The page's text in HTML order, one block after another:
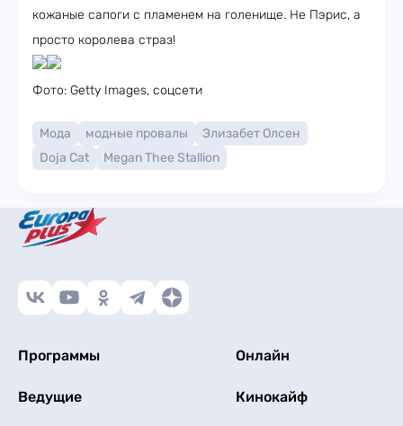
кожаные сапоги с пламенем на голенище. Не Пэрис, а
просто королева страз!
Фото: Getty Images, соцсети
Мода модные провалы
Элизабет Олсен
Doja Cat
Megan Thee Stallion
Программы Онлайн
Ведущие Кинокайф